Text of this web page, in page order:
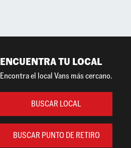
ENCUENTRA TU LOCAL
Encontra el local Vans más cercano.
BUSCAR LOCAL
BUSCAR PUNTO DE RETIRO